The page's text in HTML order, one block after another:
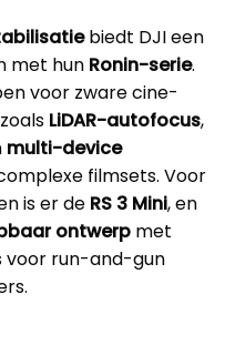
biedt DJI een
met hun Ronin-serie.
voor zware cine-
LiDAR-autofocus,
multi-device
filmsets. Voor
is er de RS 3 Mini, en
ontwerpmet
voor run-and-gun